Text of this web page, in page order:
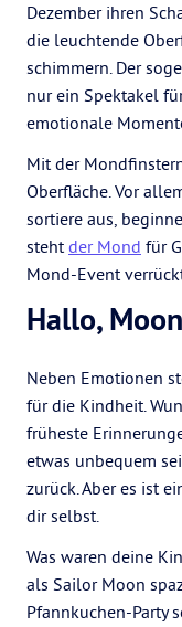
Dezember ihren
die leuchtende
schimmern. Der
nur ein Spektakel
emotionale
Mit der
Oberfläche. Vor
sortiere aus,
stehtder Mond für
Mond-Event
Hallo,
Neben Emotionen
für die Kindheit.
früheste
etwas unbequem
zurück. Aber es ist
dir selbst.
Was waren deine
als Sailor Moon
Pfannkuchen-Party